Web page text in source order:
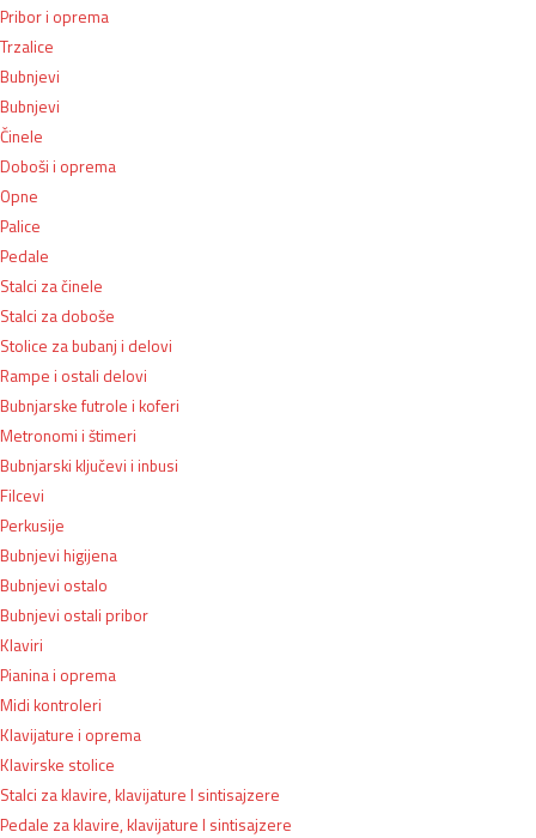
Pribor i oprema
Trzalice
Bubnjevi
Bubnjevi
Činele
Doboši i oprema
Opne
Palice
Pedale
Stalci za činele
Stalci za doboše
Stolice za bubanj i delovi
Rampe i ostali delovi
Bubnjarske futrole i koferi
Metronomi i štimeri
Bubnjarski ključevi i inbusi
Filcevi
Perkusije
Bubnjevi higijena
Bubnjevi ostalo
Bubnjevi ostali pribor
Klaviri
Pianina i oprema
Midi kontroleri
Klavijature i oprema
Klavirske stolice
Stalci za klavire, klavijature I sintisajzere
Pedale za klavire, klavijature I sintisajzere